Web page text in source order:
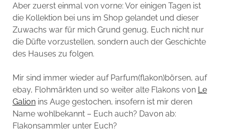
ONLINE-SHOP
DAS ALZD-TEAM
Aber zuerst einmal von vorne: Vor einigen Tagen ist
die Kollektion bei uns im Shop gelandet und dieser
Zuwachs war für mich Grund genug, Euch nicht nur
die Düfte vorzustellen, sondern auch der Geschichte
des Hauses zu folgen.
Mir sind immer wieder auf Parfum(flakon)börsen, auf
ebay, Flohmärkten und so weiter alte Flakons von Le
Galionins Auge gestochen, insofern ist mir deren
Name wohlbekannt – Euch auch? Davon ab:
Flakonsammler unter Euch?